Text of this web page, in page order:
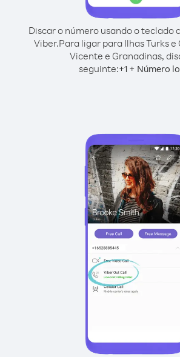
Discar o número usando o teclado
Viber.Para ligar para Ilhas Turks e
Vicente e Granadinas,
seguinte:+1 + Número